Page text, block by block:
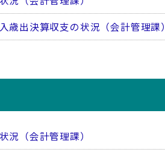
出決算収支の状況（会計管理課）
（会計管理課）